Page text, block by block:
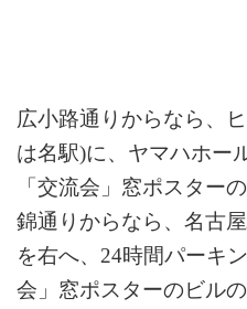
広小路通りからなら、
は名駅)に、ヤマハホー
「交流会」窓ポスター
錦通りからなら、名古
を右へ、24時間パーキ
会」窓ポスターのビル